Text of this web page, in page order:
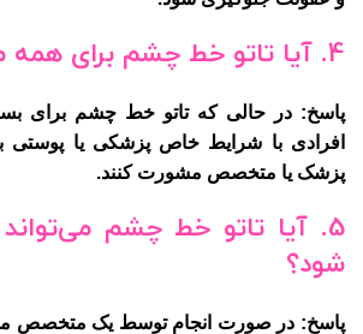
4. آیا تاتو خط چشم برای همه مناسب است؟
پاسخ: در حالی که تاتو خط چشم برای
افرادی با شرایط خاص پزشکی یا پوستی
پزشک یا متخصص مشورت کنند.
5. آیا تاتو خط چشم
شود؟
پاسخ: در صورت انجام توسط یک متخصص